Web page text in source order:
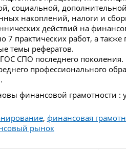
социальной,
накоплений, налоги и
действий на
7 практических работ, а
темы рефератов.
СПО последнего поколения.
профессионального
финансовой грамотности :
, финансовая
рынок